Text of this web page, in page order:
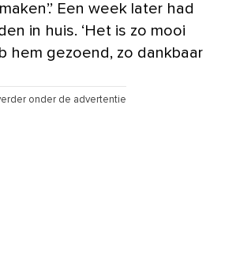
Een week later had
in huis. ‘Het is zo mooi
hem gezoend, zo dankbaar
onder de advertentie